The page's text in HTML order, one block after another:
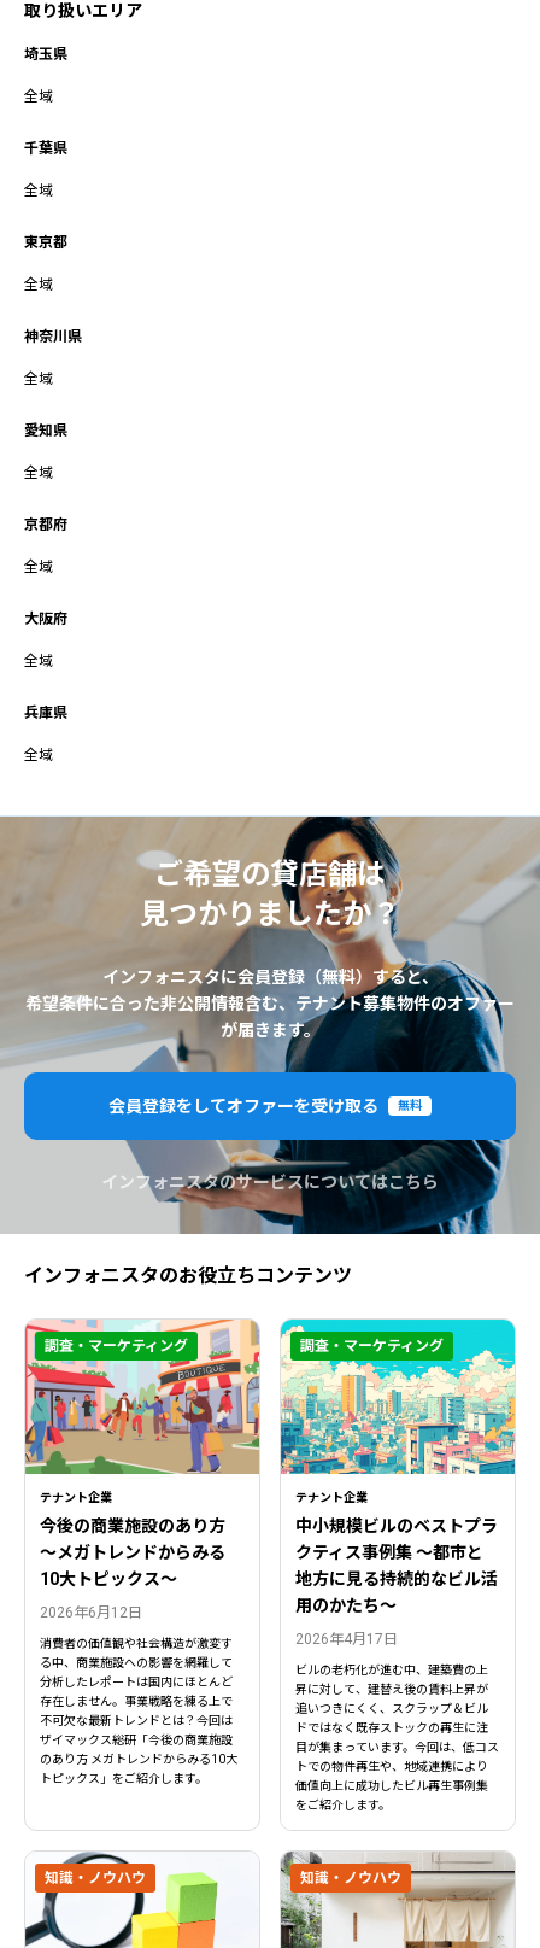
取り扱いエリア
埼玉県
全域
千葉県
全域
東京都
全域
神奈川県
全域
愛知県
全域
京都府
全域
大阪府
全域
兵庫県
全域
ご希望の貸店舗は
見つかりましたか？
インフォニスタに会員登録（無料）すると、
希望条件に合った非公開情報含む、テナント募集物件のオファー
が届きます。
会員登録をしてオファーを受け取る 無料
インフォニスタのサービスについてはこちら
インフォニスタのお役立ちコンテンツ
テナント企業
今後の商業施設のあり方
〜メガトレンドからみる
10大トピックス〜
2026年6月12日
消費者の価値観や社会構造が激変す
る中、商業施設への影響を網羅して
分析したレポートは国内にほとんど
存在しません。事業戦略を練る上で
不可欠な最新トレンドとは？今回は
ザイマックス総研「今後の商業施設
のあり方 メガトレンドからみる10大
トピックス」をご紹介します。
調査・マーケティング
テナント企業
中小規模ビルのベストプラ
クティス事例集 ～都市と
地方に見る持続的なビル活
用のかたち～
2026年4月17日
ビルの老朽化が進む中、建築費の上
昇に対して、建替え後の賃料上昇が
追いつきにくく、スクラップ＆ビル
ドではなく既存ストックの再生に注
目が集まっています。今回は、低コス
トでの物件再生や、地域連携により
価値向上に成功したビル再生事例集
をご紹介します。
調査・マーケティング
知識・ノウハウ 知識・ノウハウ